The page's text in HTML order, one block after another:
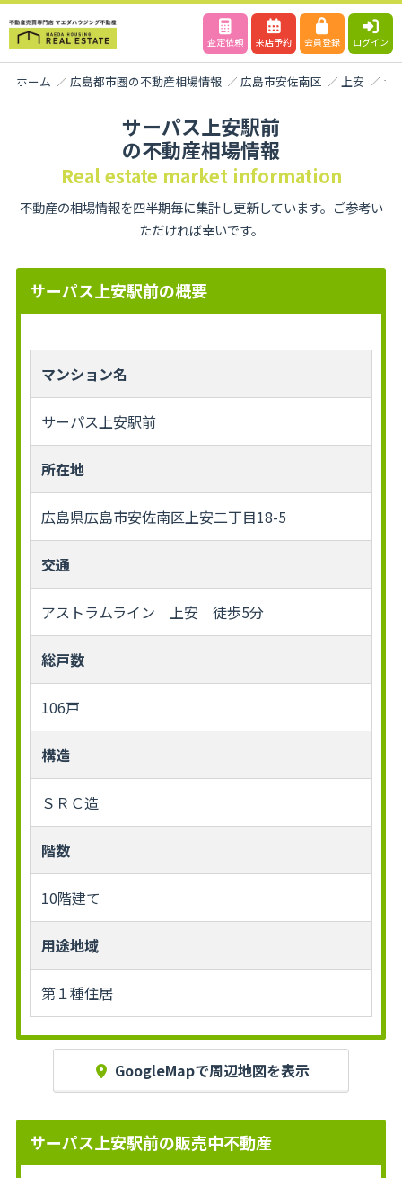
査定依頼 来店予約 会員登録 ログイン
ホーム 広島都市圏の不動産相場情報 広島市安佐南区 上安 サ
サーパス上安駅前
の不動産相場情報
Real estate market information
不動産の相場情報を四半期毎に集計し更新しています。ご参考い
ただければ幸いです。
サーパス上安駅前の概要
マンション名
サーパス上安駅前
所在地
広島県広島市安佐南区上安二丁目18-5
交通
アストラムライン 上安 徒歩5分
総戸数
106戸
構造
ＳＲＣ造
階数
10階建て
用途地域
第１種住居
GoogleMapで周辺地図を表示
サーパス上安駅前の販売中不動産